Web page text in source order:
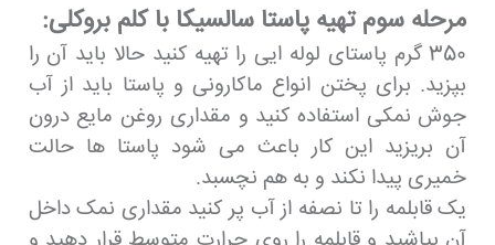
مرحله سوم تهیه پاستا سالسیکا با کلم بروکلی:
350 گرم پاستای لوله ایی را تهیه کنید حالا باید آن را
بپزید. برای پختن انواع ماکارونی و پاستا باید از آب
جوش نمکی استفاده کنید و مقداری روغن مایع درون
آن بریزید این کار باعث می شود پاستا ها حالت
خمیری پیدا نکند و به هم نچسبد.
یک قابلمه را تا نصفه از آب پر کنید مقداری نمک داخل